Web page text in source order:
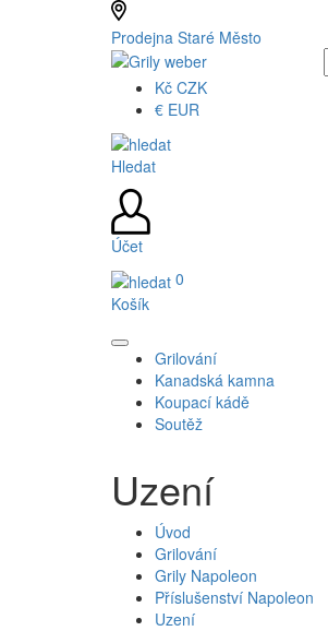
Prodejna Staré Město
Kč CZK
€ EUR
Hledat
Účet
0
Košík
Grilování
Kanadská kamna
Koupací kádě
Soutěž
Uzení
Úvod
Grilování
Grily Napoleon
Příslušenství Napoleon
Uzení